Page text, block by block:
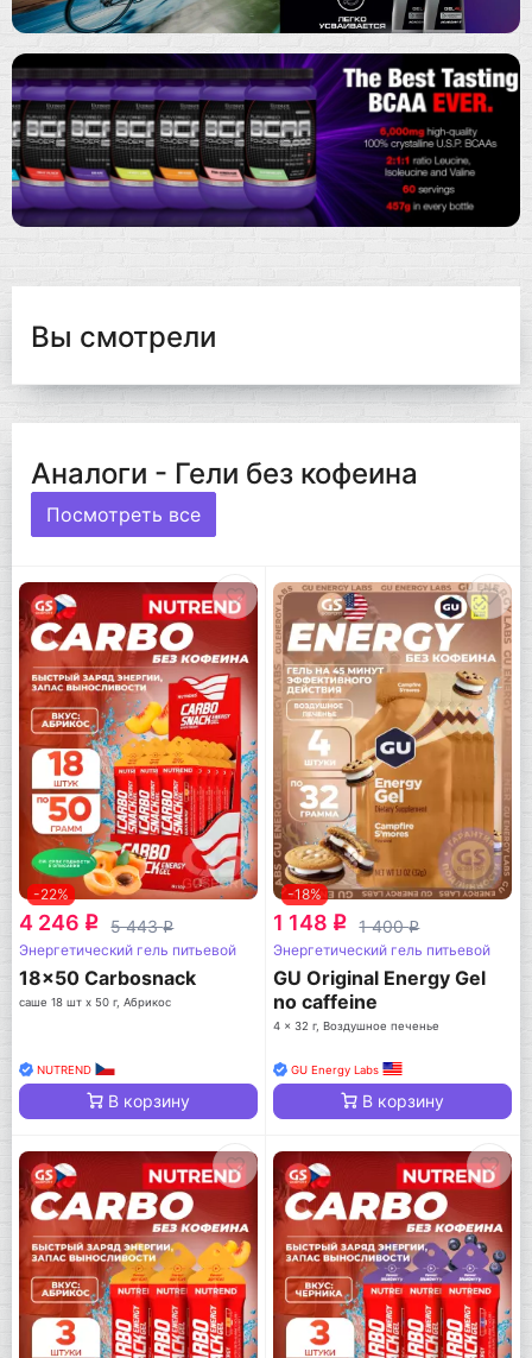
Вы смотрели
Аналоги - Гели без кофеина
Посмотреть все
-22%
4 246 q 5 443q
Энергетический гель питьевой
18x50 Carbosnack
саше 18 шт x 50 г, Абрикос
NUTREND
В корзину
-18%
1 148 q 1 400q
Энергетический гель питьевой
GU Original Energy Gel
no caffeine
4 x 32 г, Воздушное печенье
GU Energy Labs
В корзину